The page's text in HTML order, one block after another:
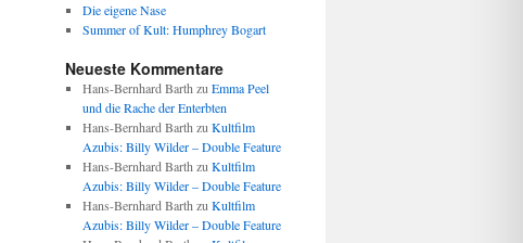
Die eigene Nase
Summer of Kult: Humphrey Bogart
Neueste Kommentare
Hans-Bernhard Barth zu Emma Peel
und die Rache der Enterbten
Hans-Bernhard Barth zu Kultfilm
Azubis: Billy Wilder – Double Feature
Hans-Bernhard Barth zu Kultfilm
Azubis: Billy Wilder – Double Feature
Hans-Bernhard Barth zu Kultfilm
Azubis: Billy Wilder – Double Feature